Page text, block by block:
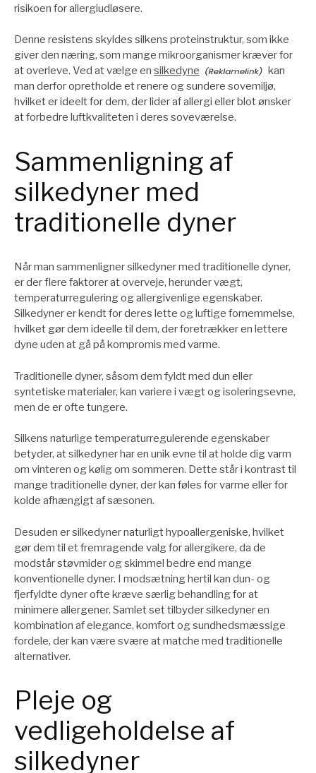
risikoen for allergiudløsere.
Denne resistens skyldes silkens proteinstruktur, som ikke
giver den næring, som mange mikroorganismer kræver for
at overleve. Ved at vælge en silkedyne
kan
man derfor opretholde et renere og sundere sovemiljø,
hvilket er ideelt for dem, der lider af allergi eller blot ønsker
at forbedre luftkvaliteten i deres soveværelse.
Sammenligning af
silkedyner med
traditionelle dyner
Når man sammenligner silkedyner med traditionelle dyner,
er der flere faktorer at overveje, herunder vægt,
temperaturregulering og allergivenlige egenskaber.
Silkedyner er kendt for deres lette og luftige fornemmelse,
hvilket gør dem ideelle til dem, der foretrækker en lettere
dyne uden at gå på kompromis med varme.
Traditionelle dyner, såsom dem fyldt med dun eller
syntetiske materialer, kan variere i vægt og isoleringsevne,
men de er ofte tungere.
Silkens naturlige temperaturregulerende egenskaber
betyder, at silkedyner har en unik evne til at holde dig varm
om vinteren og kølig om sommeren. Dette står i kontrast til
mange traditionelle dyner, der kan føles for varme eller for
kolde afhængigt af sæsonen.
Desuden er silkedyner naturligt hypoallergeniske, hvilket
gør dem til et fremragende valg for allergikere, da de
modstår støvmider og skimmel bedre end mange
konventionelle dyner. I modsætning hertil kan dun- og
fjerfyldte dyner ofte kræve særlig behandling for at
minimere allergener. Samlet set tilbyder silkedyner en
kombination af elegance, komfort og sundhedsmæssige
fordele, der kan være svære at matche med traditionelle
alternativer.
Pleje og
vedligeholdelse af
silkedyner